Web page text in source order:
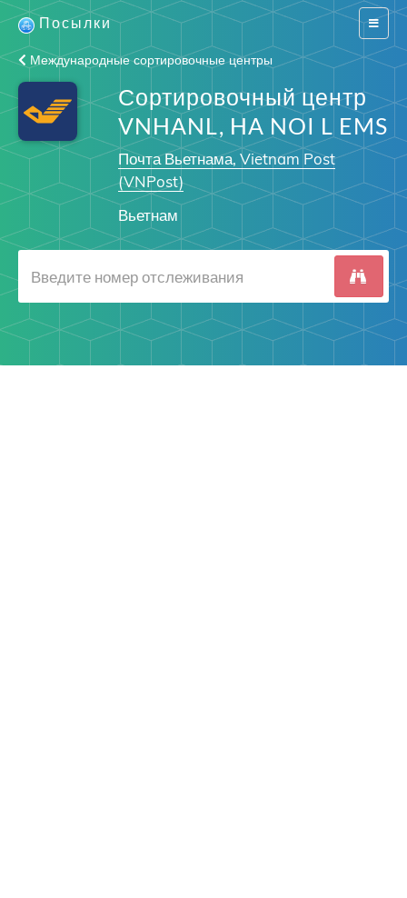
Switch
Посылки
Международные сортировочные центры
Сортировочный центр
VNHANL, HA NOI L EMS
Почта Вьетнама, Vietnam Post
(VNPost)
Вьетнам